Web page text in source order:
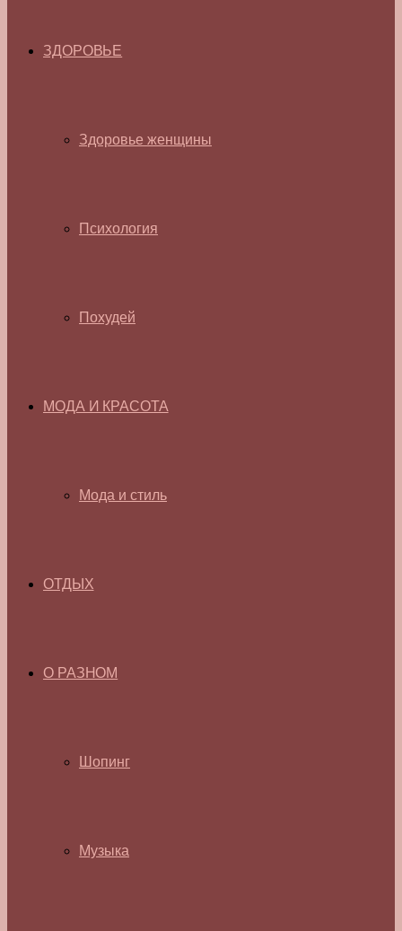
ЗДОРОВЬЕ
Здоровье женщины
Психология
Похудей
МОДА И КРАСОТА
Мода и стиль
ОТДЫХ
О РАЗНОМ
Шопинг
Музыка